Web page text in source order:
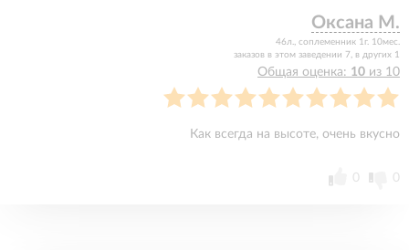
Оксана М.
46л., соплеменник 1г. 10мес.
заказов в этом заведении 7, в других 1
Общая оценка: 10 из 10
Как всегда на высоте, очень вкусно
0 0